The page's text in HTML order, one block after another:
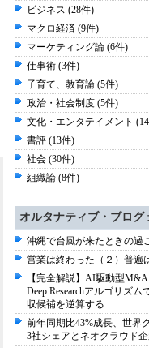
ビジネス (28件)
マクロ経済 (9件)
マーケティング論 (6件)
仕事術 (3件)
子育て、教育論 (5件)
政治・社会制度 (5件)
文化・エンタテイメント
書評 (13件)
社会 (30件)
組織論 (8件)
オルタナティブ・ブログ
沖縄で台風が来たときの過
営業は終わった（２）普遍
【完全解説】AI駆動型
Deep Researchアルゴリズ
収候補を逆算する
前年同期比43%成長、世界
3社シェアとネオクラウド